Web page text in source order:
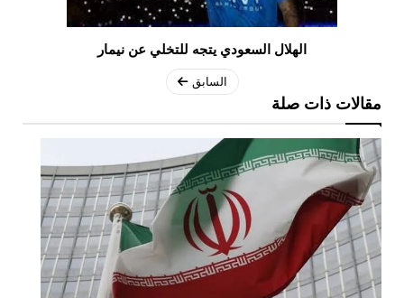
الهلال السعودي يتجه للتخلي عن نيمار
السابق
مقالات ذات صلة